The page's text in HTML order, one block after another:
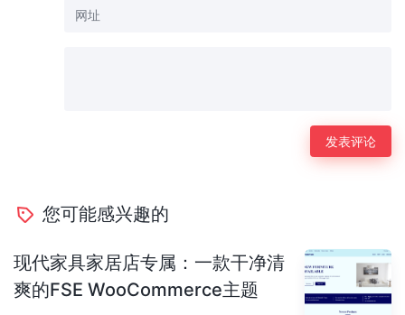
您可能感兴趣的
现代家具家居店专属：一款干净清
爽的FSE WooCommerce主题